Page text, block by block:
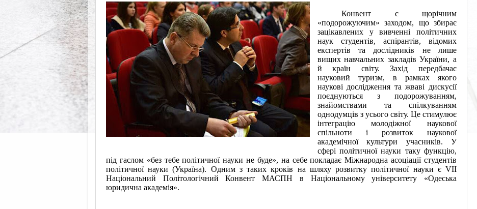
Конвент є щорічним
«подорожуючим» заходом, що збирає
зацікавлених у вивченні політичних
наук студентів, аспірантів, відомих
експертів та дослідників не лише
вищих навчальних закладів України, а
й країн світу. Захід передбачає
науковий туризм, в рамках якого
наукові дослідження та жваві дискусії
поєднуються з подорожуванням,
знайомствами та спілкуванням
однодумців з усього світу. Це стимулює
інтеграцію молодіжної наукової
спільноти і розвиток наукової
академічної культури учасників. У
сфері політичної науки таку функцію,
під гаслом «без тебе політичної науки не буде», на себе покладає Міжнародна асоціації студентів
політичної науки (Україна). Одним з таких кроків на шляху розвитку політичної науки є VІІ
Національний Політологічний Конвент МАСПН в Національному університету «Одеська
юридична академія».